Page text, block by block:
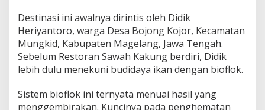
Destinasi ini awalnya dirintis oleh Didik
Heriyantoro, warga Desa Bojong Kojor, Kecamatan
Mungkid, Kabupaten Magelang, Jawa Tengah.
Sebelum Restoran Sawah Kakung berdiri, Didik
lebih dulu menekuni budidaya ikan dengan bioflok.
Sistem bioflok ini ternyata menuai hasil yang
menggembirakan. Kuncinya pada penghematan